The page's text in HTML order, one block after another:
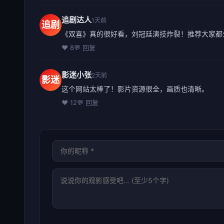
追剧 追剧达人1天前
《双喜》真的很好看，刘冠廷演技炸裂！推荐大家
❤️ 8💬 回复
影迷 影迷小张2天前
这个网站太棒了！影片资源很全，画质也清晰。
❤️ 12💬 回复